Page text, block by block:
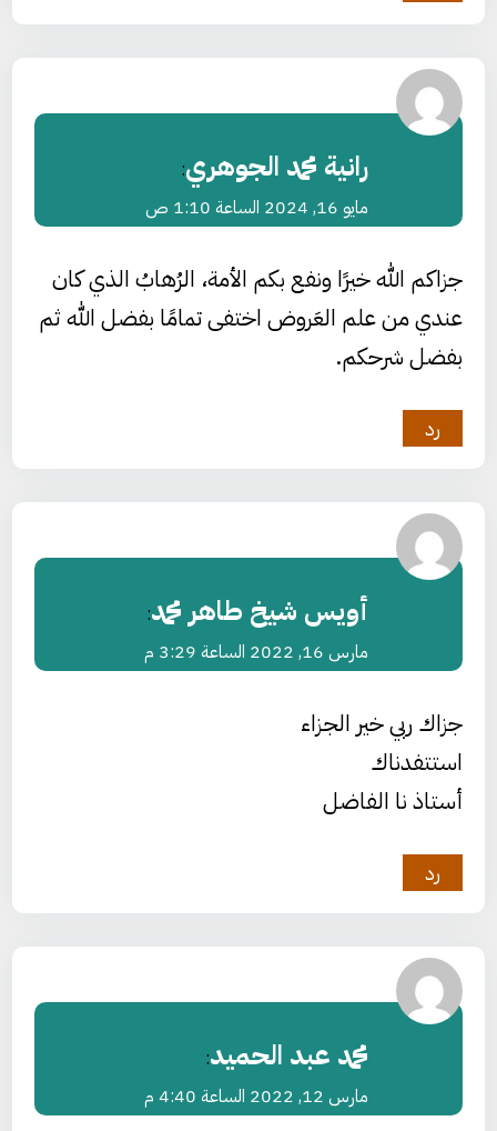
رانية محمد الجوهري:
مايو 16, 2024 الساعة 1:10 ص
جزاكم الله خيرًا ونفع بكم الأمة، الرُهابُ الذي كان
عندي من علم العَروض اختفى تمامًا بفضل الله ثم
بفضل شرحكم.
رد
أويس شيخ طاهر محمد:
مارس 16, 2022 الساعة 3:29 م
جزاك ربي خير الجزاء
استتفدناك
أستاذ نا الفاضل
رد
محمد عبد الحميد:
مارس 12, 2022 الساعة 4:40 م